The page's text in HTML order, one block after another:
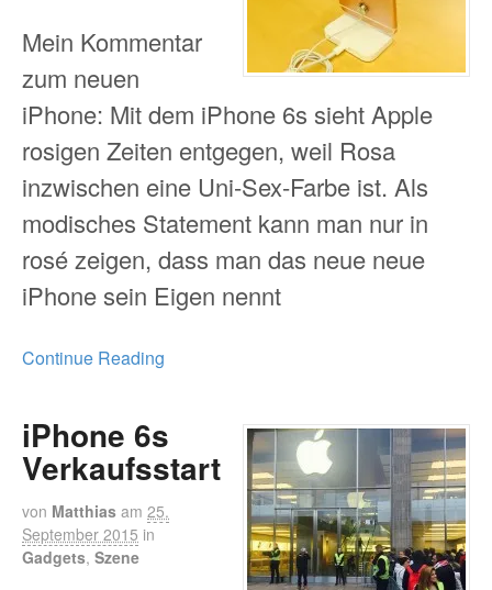
Mein Kommentar
zum neuen
iPhone: Mit dem iPhone 6s sieht Apple
rosigen Zeiten entgegen, weil Rosa
inzwischen eine Uni-Sex-Farbe ist. Als
modisches Statement kann man nur in
rosé zeigen, dass man das neue neue
iPhone sein Eigen nennt
Continue Reading
iPhone 6s
Verkaufsstart
von Matthias am 25.
September 2015 in
Gadgets, Szene